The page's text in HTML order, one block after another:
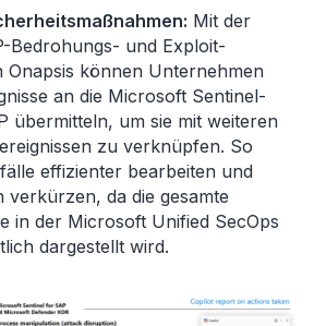
Mit der
Bedrohungs- und Exploit-
Onapsis können Unternehmen
an die Microsoft Sentinel-
übermitteln, um sie mit weiteren
zu verknüpfen. So
effizienter bearbeiten und
verkürzen, da die gesamte
in der Microsoft Unified SecOps
dargestellt wird.